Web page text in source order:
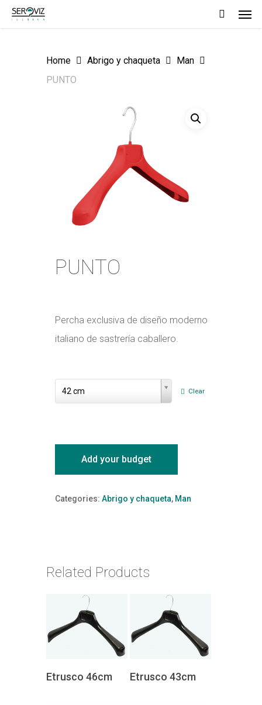
Skip
Home Abrigo y chaqueta
Man
PUNTO
PUNTO
Percha exclusiva de diseño moderno
italiano de sastrería caballero.
42 cm
Medidas
Clear
Add your budget
Categories: Abrigo y chaqueta, Man
Related Products
budget
Etrusco 46cm
budget
Etrusco 43cm